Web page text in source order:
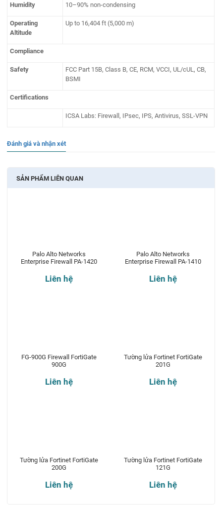
Humidity 10–90% non-condensing
Operating
Altitude
Up to 16,404 ft (5,000 m)
Compliance
Safety
FCC Part 15B, Class B, CE, RCM, VCCI, UL/cUL, CB,
BSMI
Certifications
ICSA Labs: Firewall, IPsec, IPS, Antivirus, SSL-VPN
Đánh giá và nhận xét
SẢN PHẨM LIÊN QUAN
Palo Alto Networks
Enterprise Firewall PA-1420
Liên hệ
Palo Alto Networks
Enterprise Firewall PA-1410
Liên hệ
FG-900G Firewall FortiGate
900G
Liên hệ
Tường lửa Fortinet FortiGate
201G
Liên hệ
Tường lửa Fortinet FortiGate
200G
Liên hệ
Tường lửa Fortinet FortiGate
121G
Liên hệ